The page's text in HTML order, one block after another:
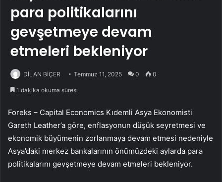
para politikalarını
gevşetmeye devam
etmeleri bekleniyor
DİLAN BİÇER Temmuz 11, 2025 0 0
1 dakika okuma süresi
Foreks – Capital Economics Kıdemli Asya Ekonomisti
Gareth Leather’a göre, enflasyonun düşük seyretmesi ve
ekonomik büyümenin zorlanmaya devam etmesi nedeniyle
Asya’daki merkez bankalarının önümüzdeki aylarda para
politikalarını gevşetmeye devam etmeleri bekleniyor.